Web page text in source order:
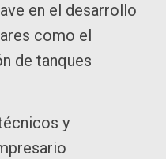
en el desarrollo
como el
de tanques
y